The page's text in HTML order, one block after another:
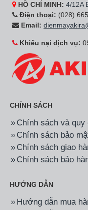
HỒ CHÍ MINH: 4/12A
Điện thoại: (028)
Email:
Khiếu nại dịch vụ:
CHÍNH SÁCH
Chính sách và quy
Chính sách bảo
Chính sách giao
Chính sách bảo
HƯỚNG DẪN
Hướng dẫn mua